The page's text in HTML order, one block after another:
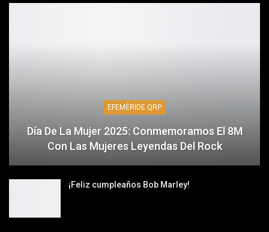
EFEMÉRIDE QRP
Día De La Mujer 2025: Conmemoramos El 8M
Con Las Mujeres Leyendas Del Rock
¡Feliz cumpleaños Bob Marley!